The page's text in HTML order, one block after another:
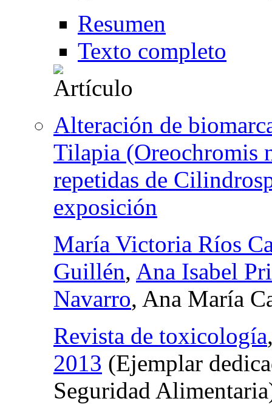
Resumen
Texto completo
Alteración de
Tilapia (Oreochromis
repetidas de
exposición
María Victoria Ríos
Guillén, Ana Isabel
Navarro, Ana María
Revista de toxicología
2013 (Ejemplar
Seguridad